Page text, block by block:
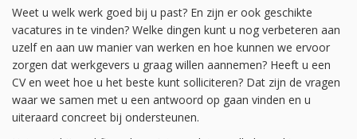
Weet u welk werk goed bij u past? En zijn er ook geschikte
vacatures in te vinden? Welke dingen kunt u nog verbeteren aan
uzelf en aan uw manier van werken en hoe kunnen we ervoor
zorgen dat werkgevers u graag willen aannemen? Heeft u een
CV en weet hoe u het beste kunt solliciteren? Dat zijn de vragen
waar we samen met u een antwoord op gaan vinden en u
uiteraard concreet bij ondersteunen.